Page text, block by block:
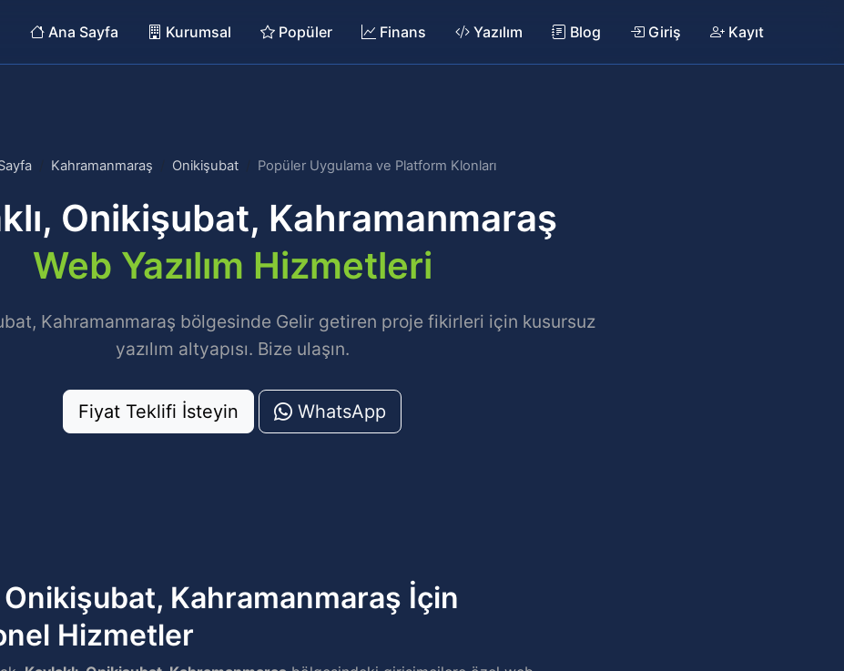
Ana Sayfa Kurumsal Popüler Finans Yazılım Blog Giriş Kayıt
Kahramanmaraş Onikişubat Popüler Uygulama ve Platform Klonları
Onikişubat, Kahramanmaraş
Web Yazılım Hizmetleri
Kahramanmaraş bölgesinde Gelir getiren proje fikirleri için kusursuz
yazılım altyapısı. Bize ulaşın.
Fiyat Teklifi İsteyin WhatsApp
Onikişubat, Kahramanmaraş İçin
Hizmetler